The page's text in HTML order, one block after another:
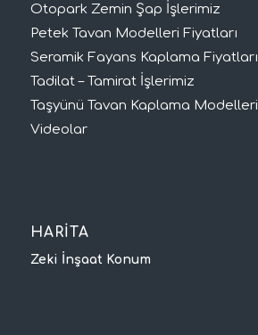
Otopark Zemin Şap İşlerimiz
Petek Tavan Modelleri Fiyatları
Seramik Fayans Kaplama Fiyatları
Tadilat – Tamirat İşlerimiz
Taşyünü Tavan Kaplama Modelleri
Videolar
HARİTA
Zeki İnşaat Konum